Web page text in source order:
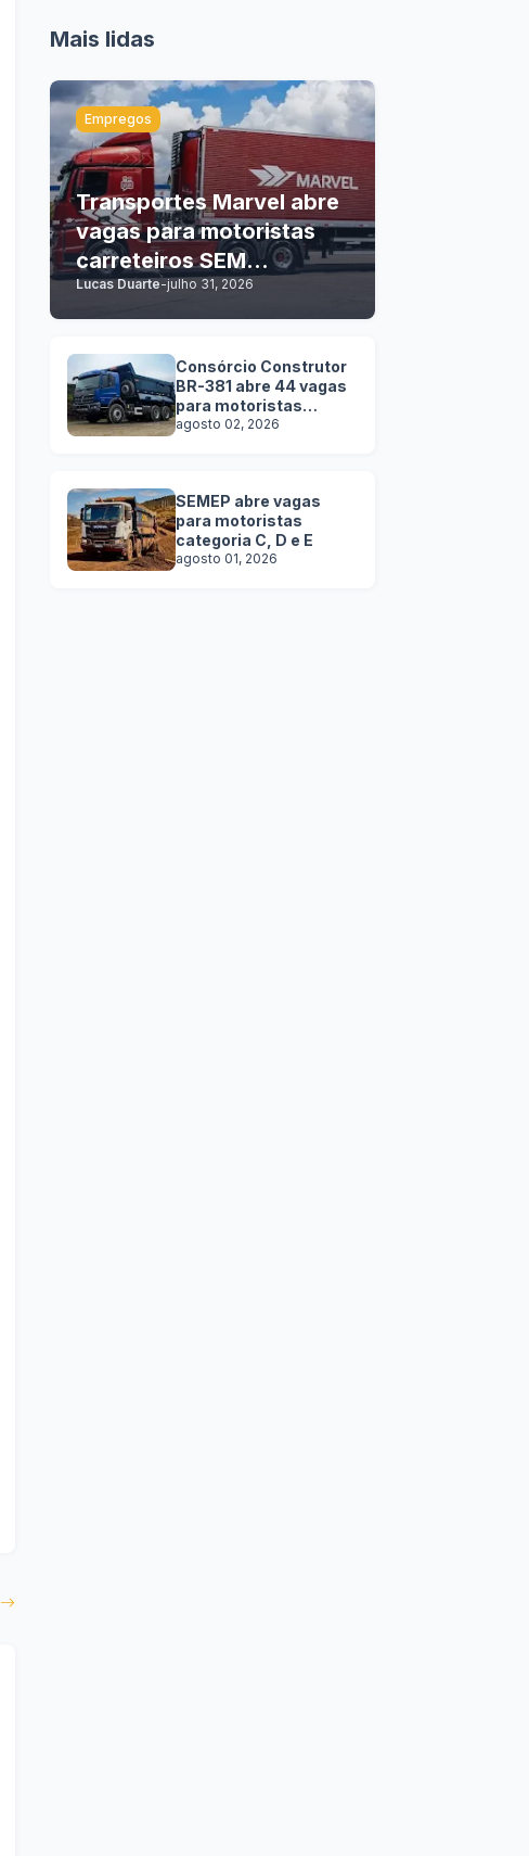
Mais lidas
Empregos
Transportes Marvel abre
vagas para motoristas
carreteiros SEM
EXPERIÊNCIA
Lucas Duarte-julho 31, 2026
Consórcio Construtor
BR-381 abre 44 vagas
para motoristas
categoria C, D e E
agosto 02, 2026
SEMEP abre vagas
para motoristas
categoria C, D e E
agosto 01, 2026